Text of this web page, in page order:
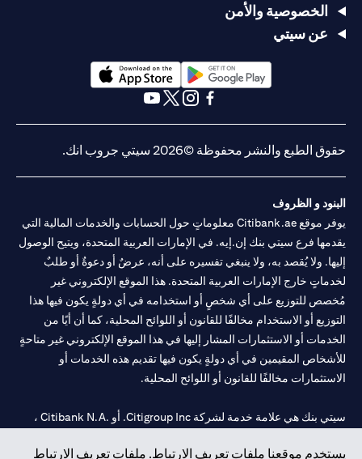
يستخدم موقعنا ملفات تعريف الارتباط. ملفات تعريف الارتباط
الخصوصية والأمن
عن سيتي
(opens in a new tab)
حقوق الطبع والنشر محفوظة ©2026 سيتي جروب انك.
البنود و الظروف
يوفر موقع Citibank.ae معلوماتٍ حول الحسابات والخدمات المالية التي
يقدمها فرع سيتي بنك إن.إيه. في الإمارات العربية المتحدة، ويتيح الوصول
إليها. ولا يُقصد به، ولا ينبغي تفسيره على أنه، عرضٌ أو دعوةٌ أو طلبٌ
لخدماتٍ خارج الإمارات العربية المتحدة. هذا الموقع الإلكتروني غير
مُخصص للتوزيع على أي شخصٍ أو استخدامه في أي دولةٍ يكون فيها هذا
التوزيع أو الاستخدام مخالفًا للقانون أو اللوائح المحلية، كما أن أيًا من
الخدمات أو الاستثمارات المشار إليها في هذا الموقع الإلكتروني غير متاحةٍ
للأشخاص المقيمين في أي دولةٍ يكون فيها تقديم هذه الخدمات أو
الاستثمارات مخالفًا للقانون أو اللوائح المحلية.
سيتي بنك هي علامة خدمة لشركة Citigroup Inc. أو .Citibank N.A ،